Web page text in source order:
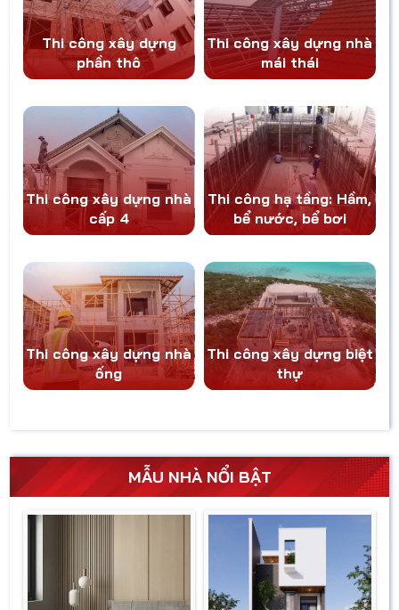
Thi công xây dựng
phần thô
Thi công xây dựng nhà
mái thái
Thi công xây dựng nhà
cấp 4
Thi công hạ tầng: Hầm,
bể nước, bể bơi
Thi công xây dựng nhà
ống
Thi công xây dựng biệt
thự
MẪU NHÀ NỔI BẬT